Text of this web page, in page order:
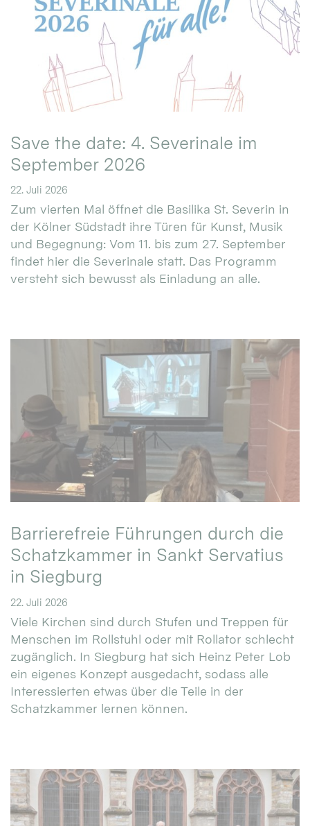
Save the date: 4. Severinale im
September 2026
22. Juli 2026
Zum vierten Mal öffnet die Basilika St. Severin in
der Kölner Südstadt ihre Türen für Kunst, Musik
und Begegnung: Vom 11. bis zum 27. September
findet hier die Severinale statt. Das Programm
versteht sich bewusst als Einladung an alle.
Barrierefreie Führungen durch die
Schatzkammer in Sankt Servatius
in Siegburg
22. Juli 2026
Viele Kirchen sind durch Stufen und Treppen für
Menschen im Rollstuhl oder mit Rollator schlecht
zugänglich. In Siegburg hat sich Heinz Peter Lob
ein eigenes Konzept ausgedacht, sodass alle
Interessierten etwas über die Teile in der
Schatzkammer lernen können.